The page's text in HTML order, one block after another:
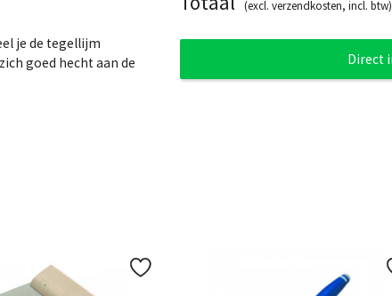
je de tegellijm
goed hecht aan de
(excl. verzendkosten, incl. btw)
Direct